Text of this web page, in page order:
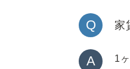
Q 家
A
1